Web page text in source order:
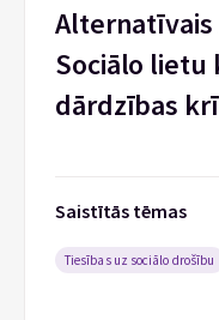
Alternatīvais
Sociālo lietu
dārdzības
Saistītās tēmas
Tiesības uz sociālo drošību